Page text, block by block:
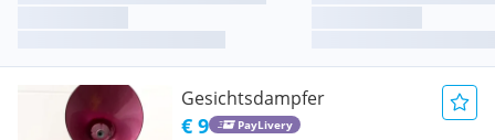
Gesichtsdampfer
€ 9 PayLivery